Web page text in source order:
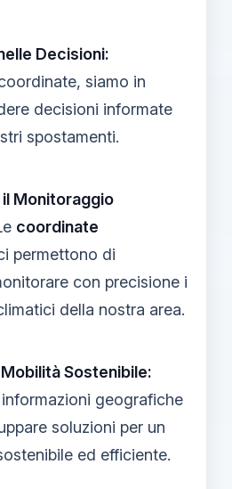
Decisioni:
siamo in
decisioni informate
spostamenti.
il Monitoraggio
coordinate
permettono di
con precisione i
della nostra area.
Sostenibile:
geografiche
soluzioni per un
ed efficiente.